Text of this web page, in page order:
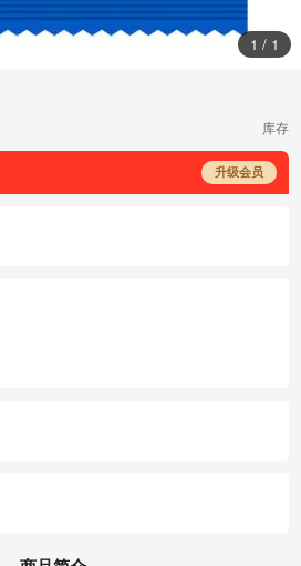
1 / 1
库存
升级会员